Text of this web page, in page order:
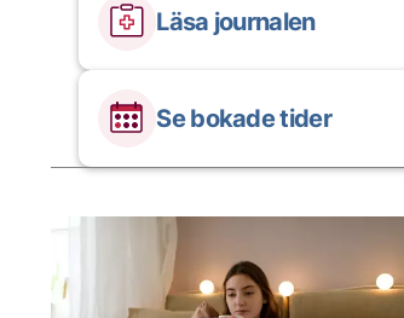
Läsa journalen
Se bokade tider
Aktuella artiklar